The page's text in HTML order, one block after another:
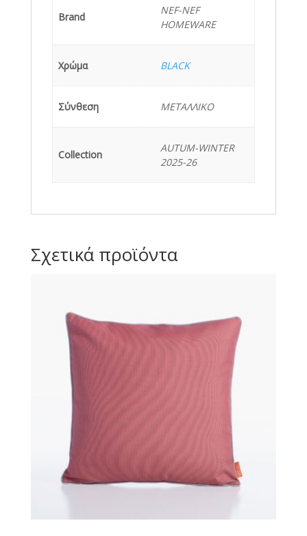
Brand
NEF-NEF
HOMEWARE
Χρώμα BLACK
Σύνθεση ΜΕΤΑΛΛΙΚΟ
Collection
AUTUM-WINTER
2025-26
Σχετικά προϊόντα